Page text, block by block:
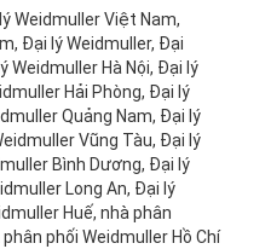
Weidmuller Việt Nam,
Đại lý Weidmuller, Đại
Weidmuller Hà Nội, Đại lý
Hải Phòng, Đại lý
Quảng Nam, Đại lý
Vũng Tàu, Đại lý
Bình Dương, Đại lý
Long An, Đại lý
Huế, nhà phân
phối Weidmuller Hồ Chí